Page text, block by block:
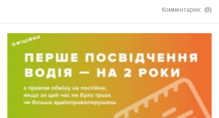
Комментарии: (0)